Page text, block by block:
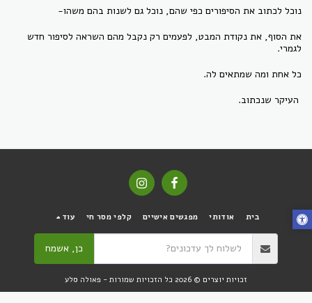
נוכל לכתוב את הסיפורים כפי שהם, נוכל גם לשנות בהם משהו-
את הסוף, את נקודת המבט, לפעמים רק נקבל מהם השראה לסיפור חדש
לגמרי.
כל אחת ומה שמתאים לה.
העיקר שנכתוב.
בית אודותי מפגשים אישיים קלפי מסר חי עוד
כן, אשמח
זכויות יוצרים © 2026 כל הזכויות שמורות - פאולה סלע